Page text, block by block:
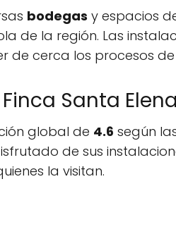
bodegas y espacios
de la región. Las
de cerca los procesos
Santa
global de 4.6 según
de sus
la visitan.